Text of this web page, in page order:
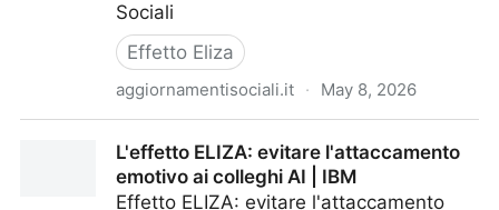
Sociali
Effetto Eliza
aggiornamentisociali.it · May 8, 2026
L'effetto ELIZA: evitare l'attaccamento
emotivo ai colleghi AI | IBM
Effetto ELIZA: evitare l'attaccamento